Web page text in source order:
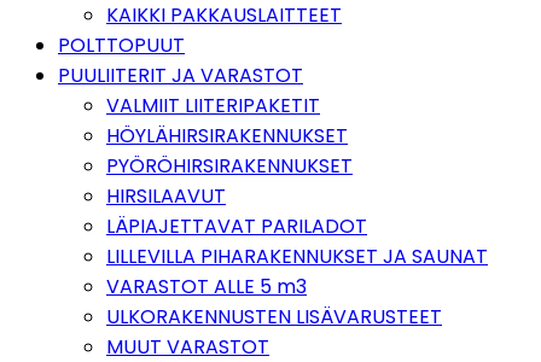
KAIKKI PAKKAUSLAITTEET
POLTTOPUUT
PUULIITERIT JA VARASTOT
VALMIIT LIITERIPAKETIT
HÖYLÄHIRSIRAKENNUKSET
PYÖRÖHIRSIRAKENNUKSET
HIRSILAAVUT
LÄPIAJETTAVAT PARILADOT
LILLEVILLA PIHARAKENNUKSET JA SAUNAT
VARASTOT ALLE 5 m3
ULKORAKENNUSTEN LISÄVARUSTEET
MUUT VARASTOT